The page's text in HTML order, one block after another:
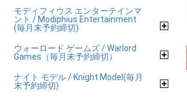
モディフィウス エンターテインマ
ント / Modiphius Entertainment
(毎月末予約締切)
ウォーロード ゲームズ / Warlord
Games（毎月末予約締切）
ナイト モデル / Knight Model(毎月
末予約締切)